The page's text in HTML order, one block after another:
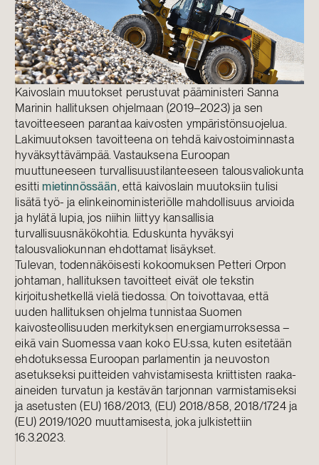
Kaivoslain muutokset perustuvat pääministeri Sanna
Marinin hallituksen ohjelmaan (2019–2023) ja sen
tavoitteeseen parantaa kaivosten ympäristönsuojelua.
Lakimuutoksen tavoitteena on tehdä kaivostoiminnasta
hyväksyttävämpää. Vastauksena Euroopan
muuttuneeseen turvallisuustilanteeseen talousvaliokunta
esitti mietinnössään, että kaivoslain muutoksiin tulisi
lisätä työ- ja elinkeinoministeriölle mahdollisuus arvioida
ja hylätä lupia, jos niihin liittyy kansallisia
turvallisuusnäkökohtia. Eduskunta hyväksyi
talousvaliokunnan ehdottamat lisäykset.
Tulevan, todennäköisesti kokoomuksen Petteri Orpon
johtaman, hallituksen tavoitteet eivät ole tekstin
kirjoitushetkellä vielä tiedossa. On toivottavaa, että
uuden hallituksen ohjelma tunnistaa Suomen
kaivosteollisuuden merkityksen energiamurroksessa –
eikä vain Suomessa vaan koko EU:ssa, kuten esitetään
ehdotuksessa Euroopan parlamentin ja neuvoston
asetukseksi puitteiden vahvistamisesta kriittisten raaka-
aineiden turvatun ja kestävän tarjonnan varmistamiseksi
ja asetusten (EU) 168/2013, (EU) 2018/858, 2018/1724 ja
(EU) 2019/1020 muuttamisesta, joka julkistettiin
16.3.2023.